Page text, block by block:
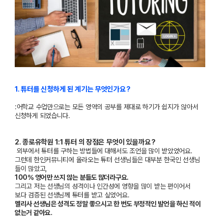
1.튜터를 신청하게 된 계기는 무엇인가요?
:어학교 수업만으로는 모든 영역의 공부를 제대로 하기가 쉽지가 않아서
신청하게 되었습니다.
2. 종로유학원 1:1튜터 의 장점은 무엇이 있을까요?
외부에서 튜터를 구하는 방법들에 대해서도 조언을 많이 받았었어요.
그런데 한인커뮤니티에 올라오는 튜터 선생님들은 대부분 한국인 선생님
들이 많았고,
100%영어만 쓰지 않는 분들도 많더라구요.
그리고 저는 선생님의 성격이나 인간성에 영향을 많이 받는 편이어서
보다 검증된 선생님께 튜터를 받고 싶었어요.
멜리사 선생님은 성격도 정말 좋으시고 한 번도 부정적인 발언을 하신 적이
없는거 같아요.